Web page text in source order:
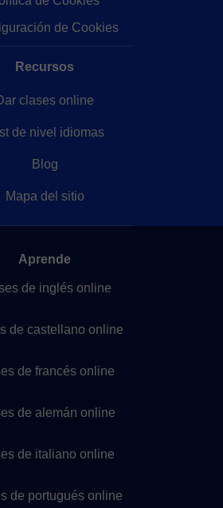
de Cookies
Recursos
clases online
de nivel idiomas
Blog
Mapa del sitio
Aprende
de inglés online
de castellano online
de francés online
de alemán online
de italiano online
de portugués online